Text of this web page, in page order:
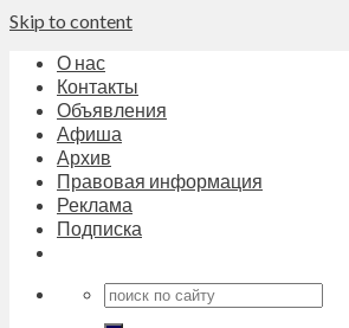
Skip to content
О нас
Контакты
Объявления
Афиша
Архив
Правовая информация
Реклама
Подписка